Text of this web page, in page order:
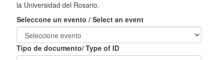
la Universidad del Rosario.
Seleccone un evento / Select an event
Tipo de documento/ Type of ID